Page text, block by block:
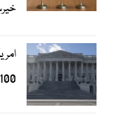
100 فیصد ٹیرف کا بل منظور کرلیا